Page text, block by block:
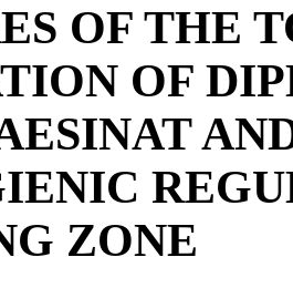
OF THE
OF
ZONE